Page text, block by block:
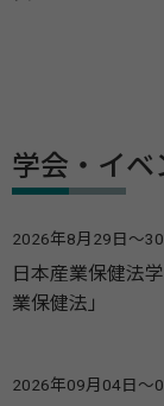
学会・イベ
2026年8月29日～
日本産業保健法
業保健法」
2026年09月04日～